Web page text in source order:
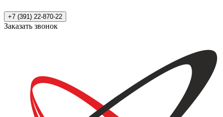
+7 (391) 22-870-22
Заказать звонок